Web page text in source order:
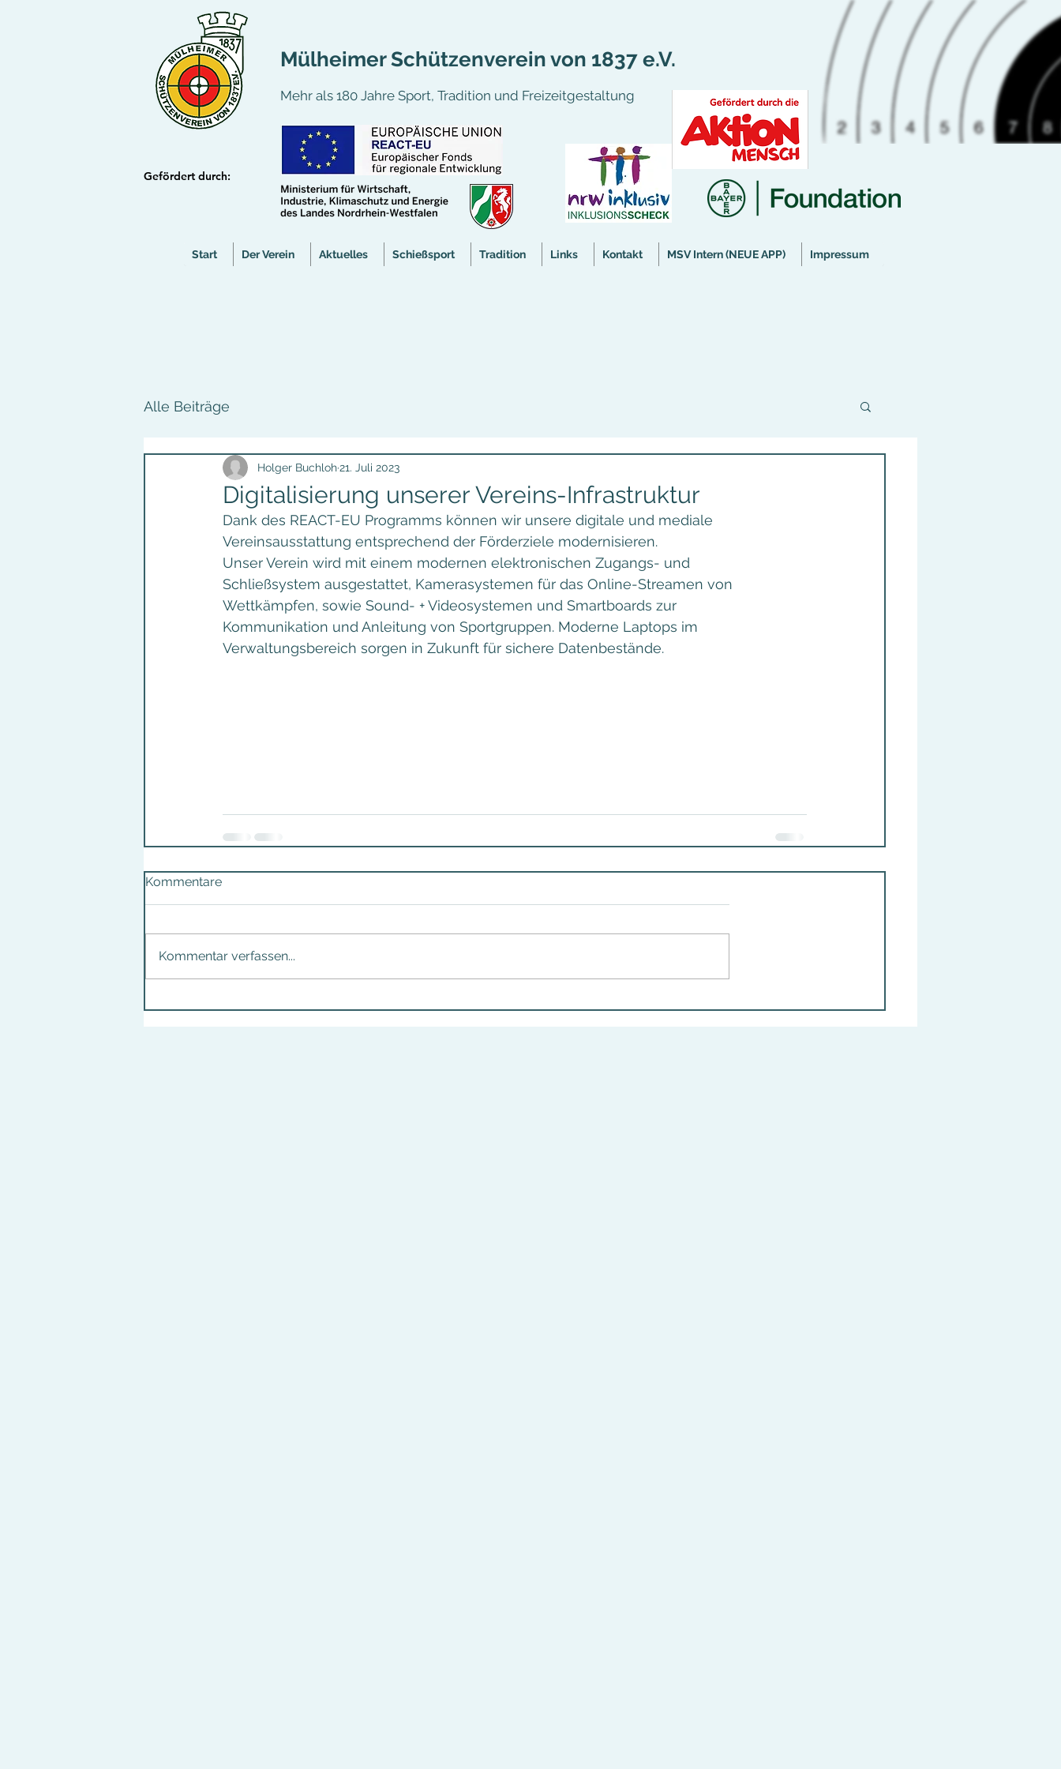
Gefördert durch:
Mülheimer Schützenverein von 1837 e.V.
Mehr als 180 Jahre Sport, Tradition und Freizeitgestaltung
Start Der Verein Aktuelles Schießsport Tradition Links Kontakt MSV Intern (NEUE APP) Impressum
Alle Beiträge
Digitalisierung unserer Vereins-Infrastruktur
Holger Buchloh21. Juli 2023
Dank des REACT-EU Programms können wir unsere digitale und mediale
Vereinsausstattung entsprechend der Förderziele modernisieren.
Unser Verein wird mit einem modernen elektronischen Zugangs- und
Schließsystem ausgestattet, Kamerasystemen für das Online-Streamen von
Wettkämpfen, sowie Sound- + Videosystemen und Smartboards zur
Kommunikation und Anleitung von Sportgruppen. Moderne Laptops im
Verwaltungsbereich sorgen in Zukunft für sichere Datenbestände.
Kommentare
Kommentar verfassen...